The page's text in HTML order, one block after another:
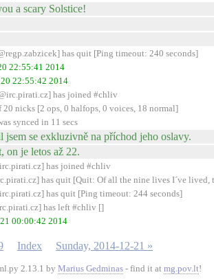
a scary Solstice!
has quit [Ping timeout: 240 seconds]
22:55:41 2014
22:55:42 2014
has joined #chliv
nicks [2 ops, 0 halfops, 0 voices, 18 normal]
synced in 11 secs
jsem se exkluzivně na příchod jeho oslavy.
on je letos až 22.
has joined #chliv
has quit [Quit: Of all the nine lives I´ve lived,
has quit [Ping timeout: 244 seconds]
has left #chliv []
00:00:42 2014
Index Sunday, 2014-12-21 »
2.13.1 by Marius Gedminas - find it at mg.pov.lt!